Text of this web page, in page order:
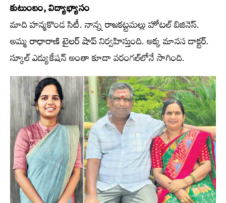
కుటుంబం, విద్యాభ్యాసం
మాది హన్మకొండ సిటీ. నాన్న రాజకట్టమల్లు హోటల్‌ బిజినెస్‌.
అమ్మ రాధారాణి టైలర్‌ షాప్‌ నిర్వహిస్తుంది. అక్క మానస డాక్టర్‌.
స్కూల్‌ ఎడ్యుకేషన్‌ అంతా కూడా వరంగల్‌లోనే సాగింది.